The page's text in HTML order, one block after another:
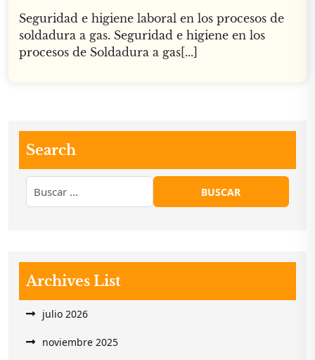
Seguridad e higiene laboral en los procesos de
soldadura a gas. Seguridad e higiene en los
procesos de Soldadura a gas[...]
Search
Archives List
julio 2026
noviembre 2025